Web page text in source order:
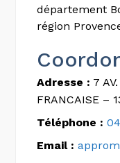
département
région
Adresse : 7
FRANCAISE –
Téléphone :
Email :